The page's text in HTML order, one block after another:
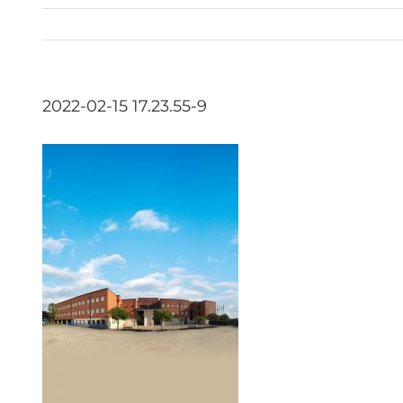
2022-02-15 17.23.55-9